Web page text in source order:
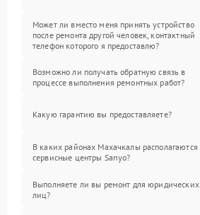
Может ли вместо меня принять устройство
после ремонта другой человек, контактный
телефон которого я предоставлю?
Возможно ли получать обратную связь в
процессе выполнения ремонтных работ?
Какую гарантию вы предоставляете?
В каких районах Махачкалы располагаются
сервисные центры Sanyo?
Выполняете ли вы ремонт для юридических
лиц?